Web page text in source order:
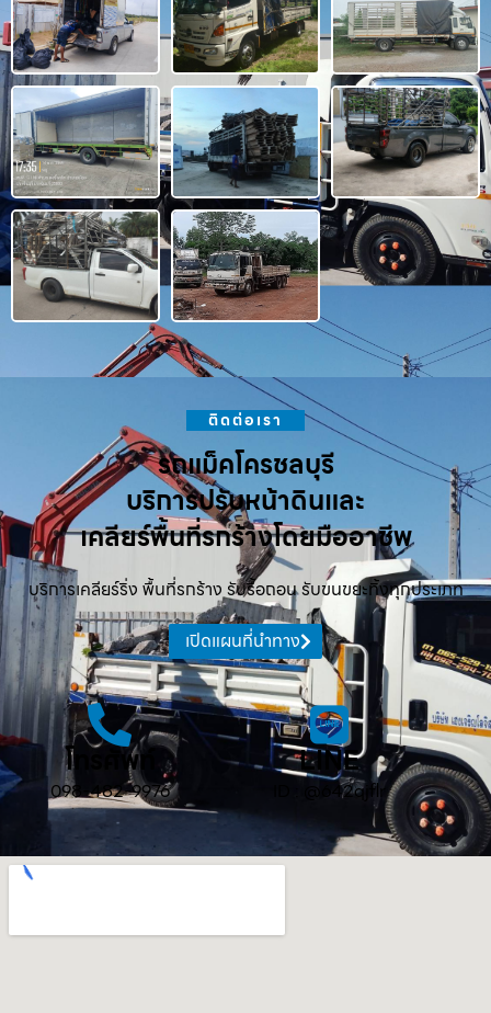
ติดต่อเรา
รถแม็คโครชลบุรี
บริการปรับหน้าดินและ
เคลียร์พื้นที่รกร้างโดยมืออาชีพ
บริการเคลียร์ริ่ง พื้นที่รกร้าง รับรื้อถอน รับขนขยะทิ้งทุกประเภท
เปิดแผนที่นำทาง
โทรศัพท์
098-482-9976
LINE
ID : @642qjflr